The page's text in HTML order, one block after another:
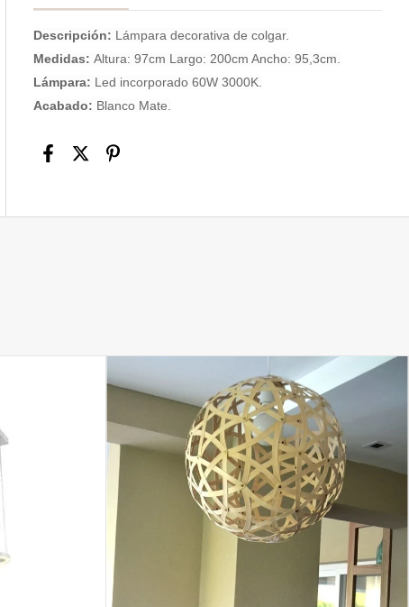
Descripción: Lámpara decorativa de colgar.
Medidas: Altura: 97cm Largo: 200cm Ancho: 95,3cm.
Lámpara: Led incorporado 60W 3000K.
Acabado: Blanco Mate.